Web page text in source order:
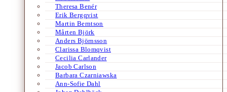
Theresa Benér
Erik Bergqvist
Martin Berntson
Mårten Björk
Anders Björnsson
Clarissa Blomqvist
Cecilia Carlander
Jacob Carlson
Barbara Czarniawska
Ann-Sofie Dahl